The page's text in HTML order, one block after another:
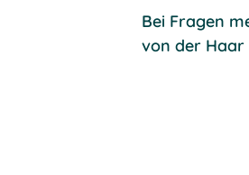
Bei Fragen
von der Haar